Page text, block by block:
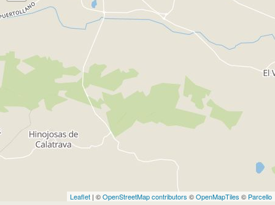
Leaflet | ©OpenStreetMap contributors ©OpenMapTiles © Parcello